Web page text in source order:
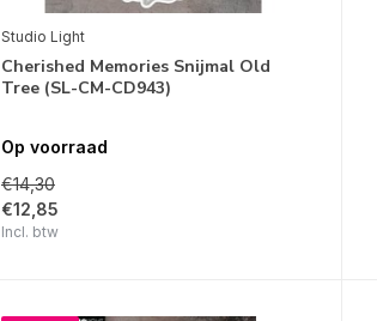
Studio Light
Cherished Memories Snijmal Old
Tree (SL-CM-CD943)
Op voorraad
€14,30
€12,85
Incl. btw